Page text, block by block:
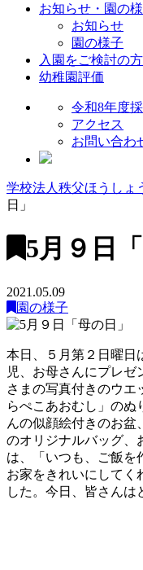
お知らせ・園の
お知らせ
園の様子
入園をご検討の
幼稚園評価
令和8年度
アクセス
お問い合わ
学校法人秩父ほうしょ
日」
5月９日
2021.05.09
園の様子
本日、５月第２日曜日
児、お母さんにプレゼ
さまの写真付きのウエ
らぺこあおむし」のぬ
んの似顔絵付きのお盆
のオリジナルバッグ、
は、「いつも、ご飯を
お家をきれいにしてく
した。今日、皆さんは